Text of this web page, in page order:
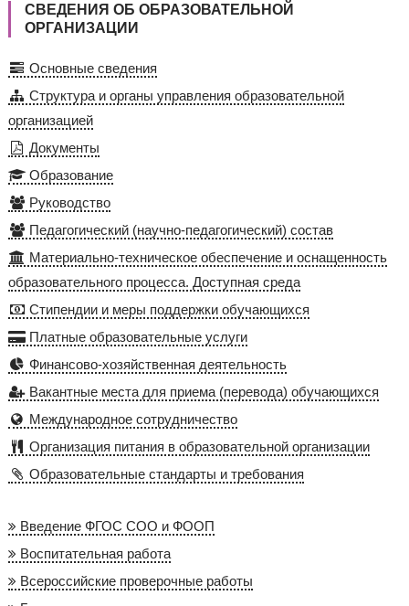
СВЕДЕНИЯ ОБ ОБРАЗОВАТЕЛЬНОЙ
ОРГАНИЗАЦИИ
Основные сведения
Структура и органы управления образовательной
организацией
Документы
Образование
Руководство
Педагогический (научно-педагогический) состав
Материально-техническое обеспечение и оснащенность
образовательного процесса. Доступная среда
Стипендии и меры поддержки обучающихся
Платные образовательные услуги
Финансово-хозяйственная деятельность
Вакантные места для приема (перевода) обучающихся
Международное сотрудничество
Организация питания в образовательной организации
Образовательные стандарты и требования
Введение ФГОС СОО и ФООП
Воспитательная работа
Всероссийские проверочные работы